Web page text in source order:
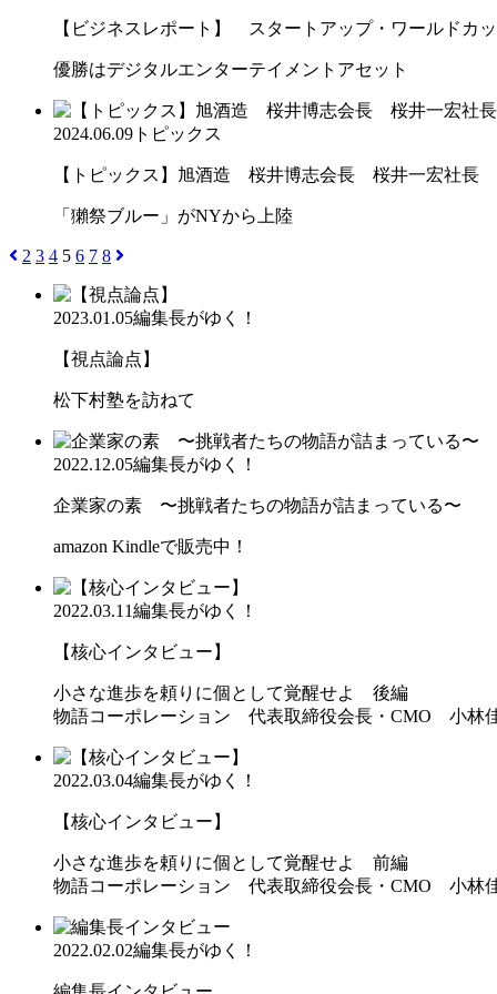
【ビジネスレポート】 スタートアップ・ワールドカッ
優勝はデジタルエンターテイメントアセット
2024.06.09 トピックス
【トピックス】旭酒造 桜井博志会長 桜井一宏社長
「獺祭ブルー」がNYから上陸
2 3 4 5 6 7 8
2023.01.05編集長がゆく！
【視点論点】
松下村塾を訪ねて
2022.12.05編集長がゆく！
企業家の素 〜挑戦者たちの物語が詰まっている〜
amazon Kindleで販売中！
2022.03.11編集長がゆく！
【核心インタビュー】
小さな進歩を頼りに個として覚醒せよ 後編
物語コーポレーション 代表取締役会長・CMO 小林
2022.03.04編集長がゆく！
【核心インタビュー】
小さな進歩を頼りに個として覚醒せよ 前編
物語コーポレーション 代表取締役会長・CMO 小林
2022.02.02編集長がゆく！